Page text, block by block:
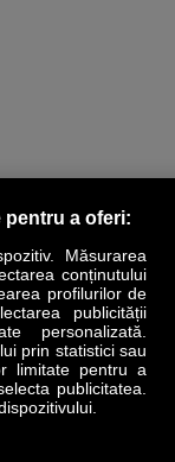
SPECIAL OPINII
Business Magazin
a oferi:
Măsurarea
conținutului
profilurilor de
publicității
personalizată.
prin statistici sau
limitate pentru a
publicitatea.